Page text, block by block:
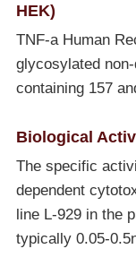
HEK)
TNF-a Human
glycosylated
containing 157
Biological
The specific
dependent
line L-929 in the
typically 0.05-